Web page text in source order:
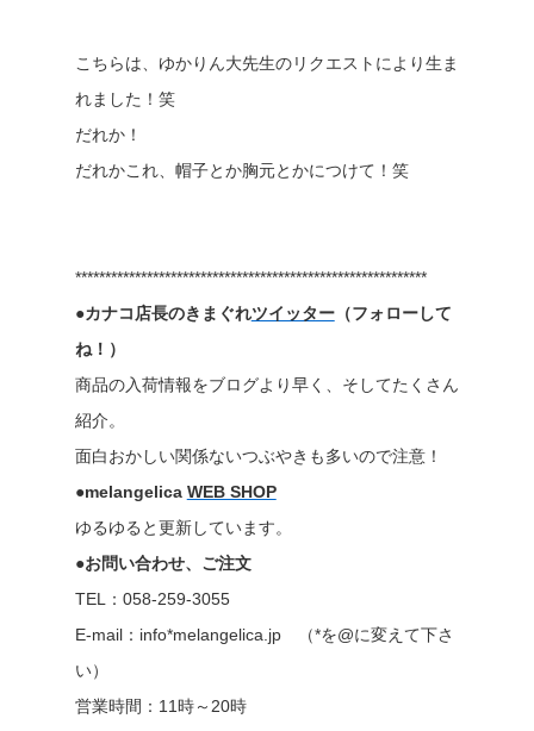
こちらは、ゆかりん大先生のリクエストにより生ま
れました！笑
だれか！
だれかこれ、帽子とか胸元とかにつけて！笑
***********************************************************
●カナコ店長のきまぐれツイッター（フォローして
ね！）
商品の入荷情報をブログより早く、そしてたくさん
紹介。
面白おかしい関係ないつぶやきも多いので注意！
●melangelica WEB SHOP
ゆるゆると更新しています。
●お問い合わせ、ご注文
TEL：058-259-3055
E-mail：info*melangelica.jp （*を@に変えて下さ
い）
営業時間：11時～20時